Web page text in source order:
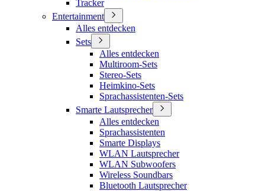
Tracker
Entertainment
Alles entdecken
Sets
Alles entdecken
Multiroom-Sets
Stereo-Sets
Heimkino-Sets
Sprachassistenten-Sets
Smarte Lautsprecher
Alles entdecken
Sprachassistenten
Smarte Displays
WLAN Lautsprecher
WLAN Subwoofers
Wireless Soundbars
Bluetooth Lautsprecher